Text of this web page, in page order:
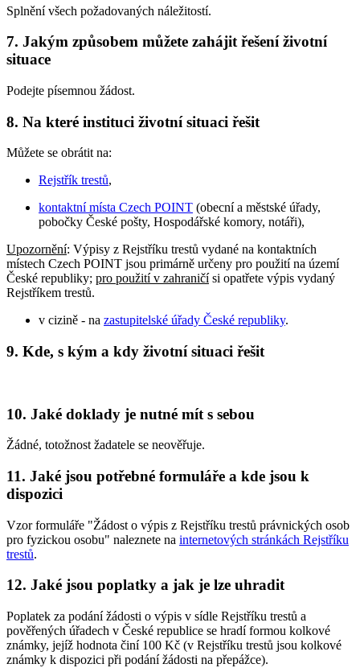
Splnění všech požadovaných náležitostí.
7. Jakým způsobem můžete zahájit řešení životní
situace
Podejte písemnou žádost.
8. Na které instituci životní situaci řešit
Můžete se obrátit na:
Rejstřík trestů,
kontaktní místa Czech POINT (obecní a městské úřady,
pobočky České pošty, Hospodářské komory, notáři),
Upozornění: Výpisy z Rejstříku trestů vydané na kontaktních
místech Czech POINT jsou primárně určeny pro použití na území
České republiky; pro použití v zahraničísi opatřete výpis vydaný
Rejstříkem trestů.
v cizině - na zastupitelské úřady České republiky.
9. Kde, s kým a kdy životní situaci řešit
10. Jaké doklady je nutné mít s sebou
Žádné, totožnost žadatele se neověřuje.
11. Jaké jsou potřebné formuláře a kde jsou k
dispozici
Vzor formuláře "Žádost o výpis z Rejstříku trestů právnických osob
pro fyzickou osobu" naleznete na internetových stránkách Rejstříku
trestů.
12. Jaké jsou poplatky a jak je lze uhradit
Poplatek za podání žádosti o výpis v sídle Rejstříku trestů a
pověřených úřadech v České republice se hradí formou kolkové
známky, jejíž hodnota činí 100 Kč (v Rejstříku trestů jsou kolkové
známky k dispozici při podání žádosti na přepážce).